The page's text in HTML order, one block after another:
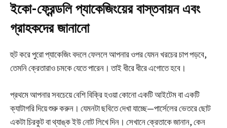
ইকো-ফ্রেন্ডলি প্যাকেজিংয়ের বাস্তবায়ন এবং
গ্রাহকদের জানানো
হুট করে পুরো প্যাকেজিং বদলে ফেললে আপনার ওপর যেমন খরচের চাপ পড়বে,
তেমনি ক্রেতারাও চমকে যেতে পারেন। তাই ধীরে ধীরে এগোতে হবে।
প্রথমে আপনার সবচেয়ে বেশি বিক্রি হওয়া কোনো একটি আইটেম বা একটি
ক্যাটাগরি দিয়ে শুরু করুন। যেমনটা ছবিতে দেখা যাচ্ছে—পার্সেলের ভেতরে ছোট
একটা চিরকুট বা থ্যাঙ্ক ইউ নোট লিখে দিন। সেখানে ক্রেতাকে জানান, কেন